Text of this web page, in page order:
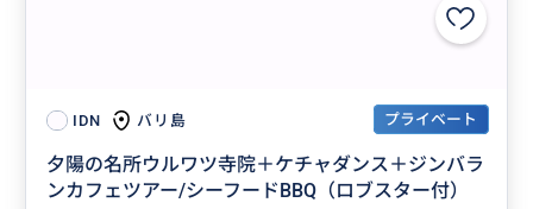
IDN バリ島 プライベート
夕陽の名所ウルワツ寺院＋ケチャダンス＋ジンバラ
ンカフェツアー/シーフードBBQ（ロブスター付）